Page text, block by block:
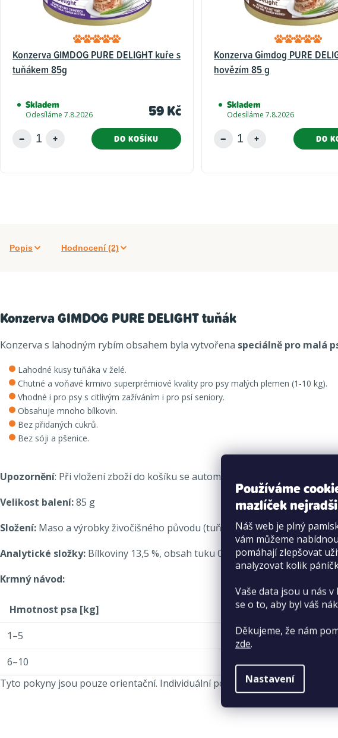
Používáme
mazlíček
Náš web je plný
vám můžeme
pomáhají zlepšovat
analyzovat kolik
Vaše data jsou u nás
se o to, aby byl váš
Děkujeme, že nám
zde.
Nastavení
Konzerva GIMDOG PURE DELIGHT kuře s
tuňákem 85g
Skladem
Odesíláme 7.8.2026 59 Kč
DO KOŠÍKU
Konzerva Gimdog PURE
hovězím 85 g
Skladem
Odesíláme 7.8.2026
DO
Popis Hodnocení (2)
Konzerva GIMDOG PURE DELIGHT tuňák
Konzerva s lahodným rybím obsahem byla vytvořena speciálně pro malá
Lahodné kusy tuňáka v želé.
Chutné a voňavé krmivo superprémiové kvality pro psy malých plemen (1-10 kg).
Vhodné i pro psy s citlivým zažíváním i pro psí seniory.
Obsahuje mnoho bílkovin.
Bez přidaných cukrů.
Bez sóji a pšenice.
Upozornění: Při vložení zboží do košíku se automaticky načte minimální
Velikost balení:85 g
Složení: Maso a výrobky živočišného původu (tuňák 47,7 %), rýže, chlorid
Analytické složky: Bílkoviny 13,5 %, obsah tuku 0,5 %, hrubý popel 1,5 %,
Krmný návod:
Hmotnost psa [kg]
1–5
6–10
Tyto pokyny jsou pouze orientační. Individuální požadavky psa se mohou